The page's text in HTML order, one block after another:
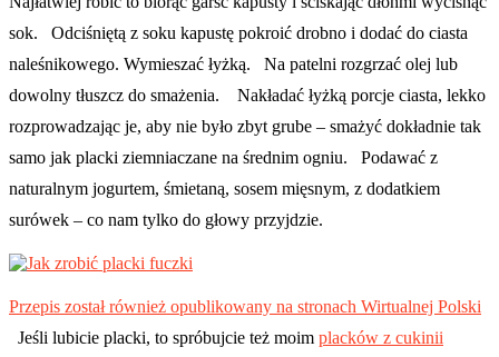
sok. Odciśniętą z soku kapustę pokroić drobno i dodać do ciasta
naleśnikowego. Wymieszać łyżką. Na patelni rozgrzać olej lub
dowolny tłuszcz do smażenia. Nakładać łyżką porcje ciasta, lekko
rozprowadzając je, aby nie było zbyt grube – smażyć dokładnie tak
samo jak placki ziemniaczane na średnim ogniu. Podawać z
naturalnym jogurtem, śmietaną, sosem mięsnym, z dodatkiem
surówek – co nam tylko do głowy przyjdzie.
Przepis został również opublikowany na stronach Wirtualnej Polski
Jeśli lubicie placki, to spróbujcie też moim placków z cukinii